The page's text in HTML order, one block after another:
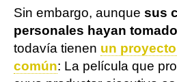
Sin embargo, aunque sus
personales hayan
todavía tienen un
común: La película que